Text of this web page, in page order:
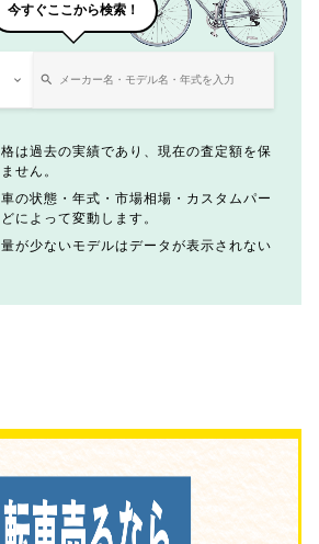
今すぐここから検索！
は過去の実績であり、現在の査定額を保
せん。
の状態・年式・市場相場・カスタムパー
によって変動します。
が少ないモデルはデータが表示されない